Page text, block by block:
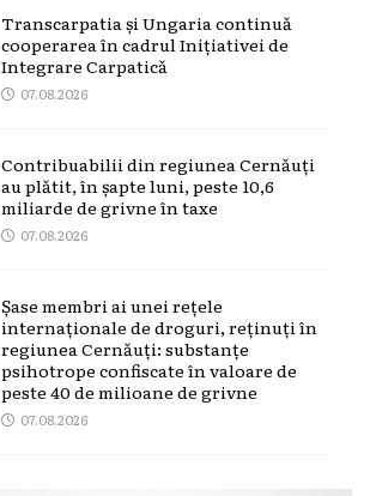
Transcarpatia și Ungaria continuă
cooperarea în cadrul Inițiativei de
Integrare Carpatică
07.08.2026
Contribuabilii din regiunea Cernăuți
au plătit, în șapte luni, peste 10,6
miliarde de grivne în taxe
07.08.2026
Șase membri ai unei rețele
internaționale de droguri, reținuți în
regiunea Cernăuți: substanțe
psihotrope confiscate în valoare de
peste 40 de milioane de grivne
07.08.2026